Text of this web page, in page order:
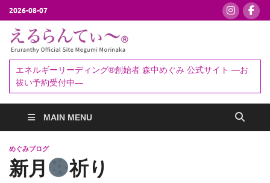
2026-08-07
ぃ～®
予約受付中
エネルギーリーディング®創始者 森中めぐみ 公式サイト ―お
祓い予約受付中―
MAIN MENU
めぐみブログ
新月 祈り